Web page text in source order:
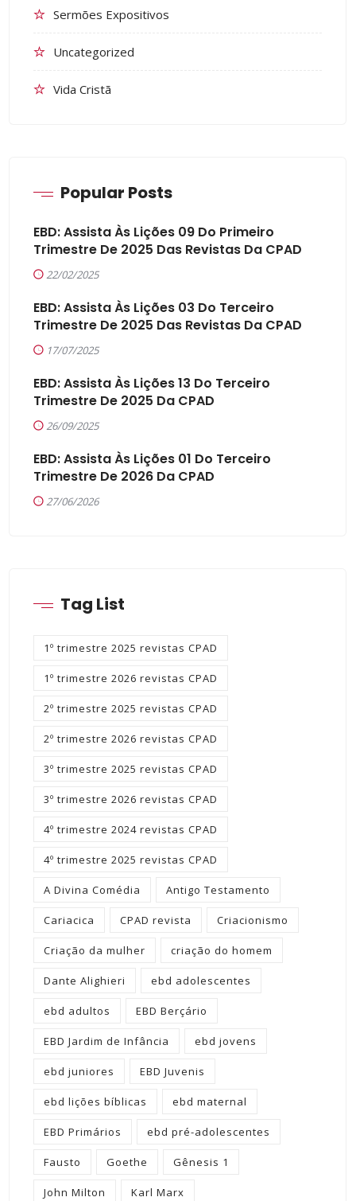
Sermões Expositivos
Uncategorized
Vida Cristã
Popular Posts
EBD: Assista Às Lições 09 Do Primeiro
Trimestre De 2025 Das Revistas Da CPAD
22/02/2025
EBD: Assista Às Lições 03 Do Terceiro
Trimestre De 2025 Das Revistas Da CPAD
17/07/2025
EBD: Assista Às Lições 13 Do Terceiro
Trimestre De 2025 Da CPAD
26/09/2025
EBD: Assista Às Lições 01 Do Terceiro
Trimestre De 2026 Da CPAD
27/06/2026
Tag List
1º trimestre 2025 revistas CPAD
1º trimestre 2026 revistas CPAD
2º trimestre 2025 revistas CPAD
2º trimestre 2026 revistas CPAD
3º trimestre 2025 revistas CPAD
3º trimestre 2026 revistas CPAD
4º trimestre 2024 revistas CPAD
4º trimestre 2025 revistas CPAD
A Divina Comédia Antigo Testamento
Cariacica CPAD revista Criacionismo
Criação da mulher criação do homem
Dante Alighieri ebd adolescentes
ebd adultos EBD Berçário
EBD Jardim de Infância ebd jovens
ebd juniores EBD Juvenis
ebd lições bíblicas ebd maternal
EBD Primários ebd pré-adolescentes
Fausto Goethe Gênesis 1
John Milton Karl Marx